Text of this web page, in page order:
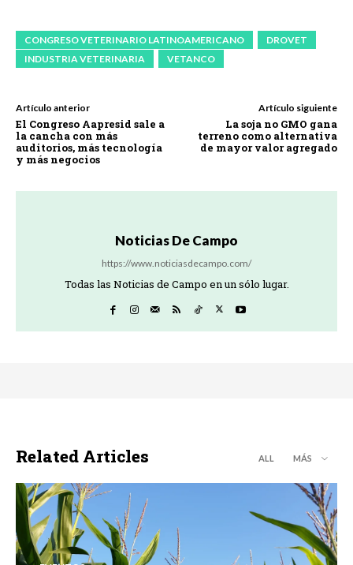
CONGRESO VETERINARIO LATINOAMERICANO
DROVET
INDUSTRIA VETERINARIA
VETANCO
Artículo anterior
El Congreso Aapresid sale a
la cancha con más
auditorios, más tecnología
y más negocios
Artículo siguiente
La soja no GMO gana
terreno como alternativa
de mayor valor agregado
Noticias De Campo
https://www.noticiasdecampo.com/
Todas las Noticias de Campo en un sólo lugar.
Related Articles ALL MÁS